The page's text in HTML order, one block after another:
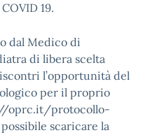
19.
dal Medico di
di libera scelta
l’opportunità del
per il proprio
oprc.it/protocollo-
scaricare la